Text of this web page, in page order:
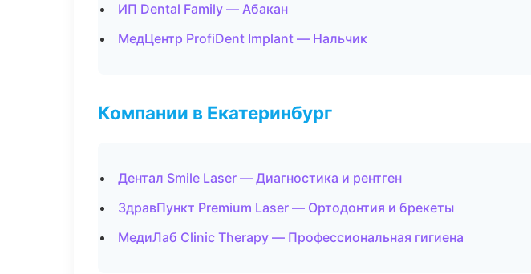
ИП Dental Family — Абакан
МедЦентр ProfiDent Implant — Нальчик
Компании в Екатеринбург
Дентал Smile Laser — Диагностика и рентген
ЗдравПункт Premium Laser — Ортодонтия и брекеты
МедиЛаб Clinic Therapy — Профессиональная гигиена